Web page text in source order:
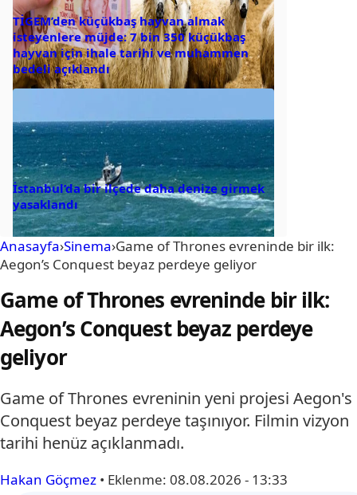
TİGEM’den küçükbaş hayvan almak
isteyenlere müjde: 7 bin 350 küçükbaş
hayvan için ihale tarihi ve muhammen
bedeli açıklandı
İstanbul’da bir ilçede daha denize girmek
yasaklandı
Anasayfa›Sinema›Game of Thrones evreninde bir ilk:
Aegon’s Conquest beyaz perdeye geliyor
Game of Thrones evreninde bir ilk:
Aegon’s Conquest beyaz perdeye
geliyor
Game of Thrones evreninin yeni projesi Aegon's
Conquest beyaz perdeye taşınıyor. Filmin vizyon
tarihi henüz açıklanmadı.
Hakan Göçmez • Eklenme: 08.08.2026 - 13:33